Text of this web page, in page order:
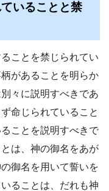
いることと禁
ことを禁じられてい
があることを明らか
々に説明すべきであ
命じられていること
ことを説明すべきで
は、神の御名をあが
御名を用いて誓いを
ることは、だれも神